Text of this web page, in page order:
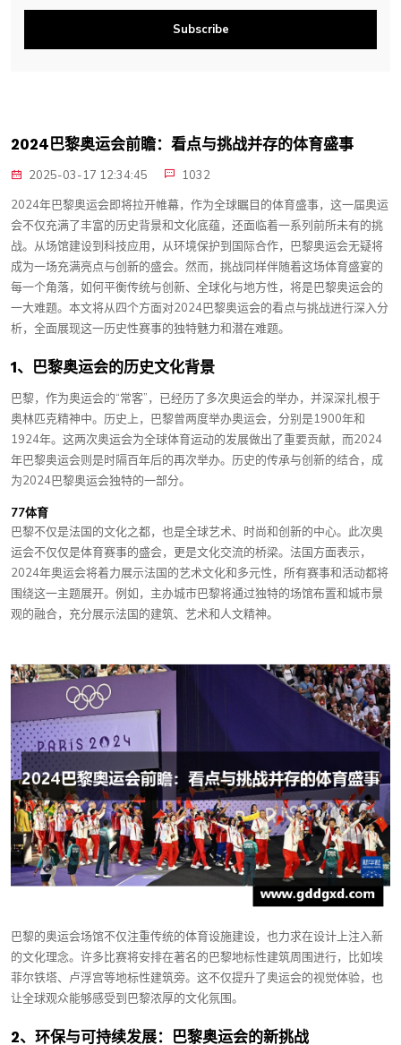
Subscribe
2024巴黎奥运会前瞻：看点与挑战并存的体育盛事
2025-03-17 12:34:45
1032
2024年巴黎奥运会即将拉开帷幕，作为全球瞩目的体育盛事，这一届奥运
会不仅充满了丰富的历史背景和文化底蕴，还面临着一系列前所未有的挑
战。从场馆建设到科技应用，从环境保护到国际合作，巴黎奥运会无疑将
成为一场充满亮点与创新的盛会。然而，挑战同样伴随着这场体育盛宴的
每一个角落，如何平衡传统与创新、全球化与地方性，将是巴黎奥运会的
一大难题。本文将从四个方面对2024巴黎奥运会的看点与挑战进行深入分
析，全面展现这一历史性赛事的独特魅力和潜在难题。
1、巴黎奥运会的历史文化背景
巴黎，作为奥运会的“常客”，已经历了多次奥运会的举办，并深深扎根于
奥林匹克精神中。历史上，巴黎曾两度举办奥运会，分别是1900年和
1924年。这两次奥运会为全球体育运动的发展做出了重要贡献，而2024
年巴黎奥运会则是时隔百年后的再次举办。历史的传承与创新的结合，成
为2024巴黎奥运会独特的一部分。
77体育
巴黎不仅是法国的文化之都，也是全球艺术、时尚和创新的中心。此次奥
运会不仅仅是体育赛事的盛会，更是文化交流的桥梁。法国方面表示，
2024年奥运会将着力展示法国的艺术文化和多元性，所有赛事和活动都将
围绕这一主题展开。例如，主办城市巴黎将通过独特的场馆布置和城市景
观的融合，充分展示法国的建筑、艺术和人文精神。
巴黎的奥运会场馆不仅注重传统的体育设施建设，也力求在设计上注入新
的文化理念。许多比赛将安排在著名的巴黎地标性建筑周围进行，比如埃
菲尔铁塔、卢浮宫等地标性建筑旁。这不仅提升了奥运会的视觉体验，也
让全球观众能够感受到巴黎浓厚的文化氛围。
2、环保与可持续发展：巴黎奥运会的新挑战